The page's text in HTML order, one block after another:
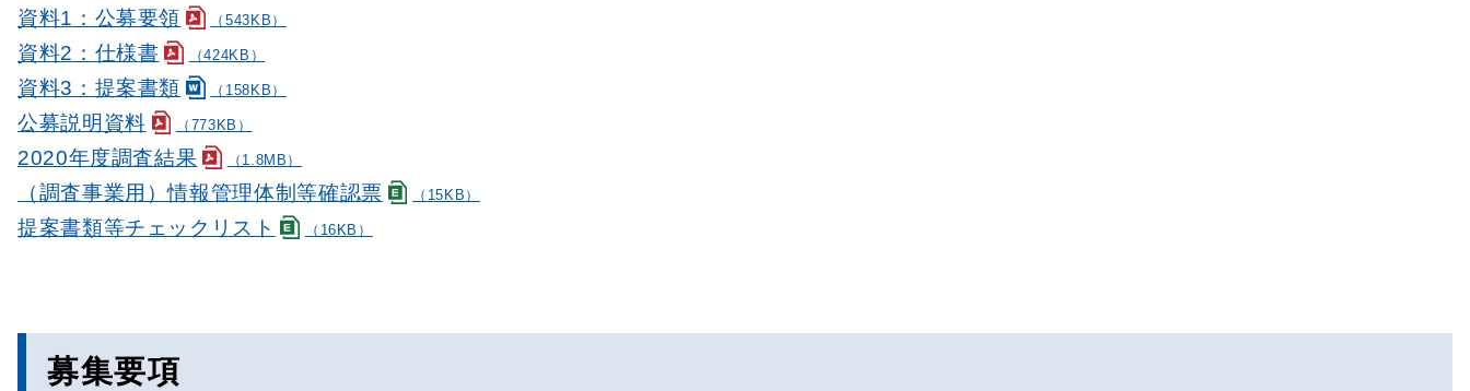
資料1：公募要領 （543KB）
資料2：仕様書 （424KB）
資料3：提案書類 （158KB）
公募説明資料 （773KB）
2020年度調査結果 （1.8MB）
（調査事業用）情報管理体制等確認票 （15KB）
提案書類等チェックリスト （16KB）
募集要項